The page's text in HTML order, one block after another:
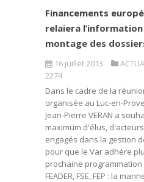
Financements
relaiera
montage des
16 juillet 2013
2274
Dans le cadre de la
organisée au Luc-en-
Jean-Pierre VERAN a
maximum d'élus,
engagés dans la gestion
pour que le Var adhére
prochaine programmation
FEADER, FSE, FEP : la